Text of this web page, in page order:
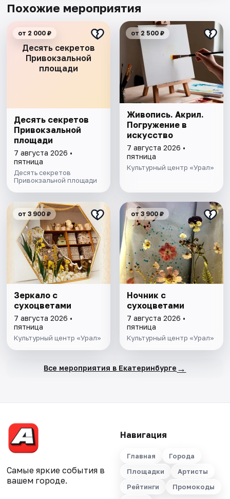
Похожие мероприятия
Десять секретов
Привокзальной
площади
от 2 000 ₽
Десять секретов
Привокзальной
площади
7 августа 2026 •
пятница
Десять секретов
Привокзальной площади
от 2 500 ₽
Живопись. Акрил.
Погружение в
искусство
7 августа 2026 •
пятница
Культурный центр «Урал»
от 3 900 ₽
Зеркало с
сухоцветами
7 августа 2026 •
пятница
Культурный центр «Урал»
от 3 900 ₽
Ночник с
сухоцветами
7 августа 2026 •
пятница
Культурный центр «Урал»
Все мероприятия в Екатеринбурге →
Самые яркие события в
вашем городе.
Навигация
Главная
Города
Площадки
Артисты
Рейтинги
Промокоды